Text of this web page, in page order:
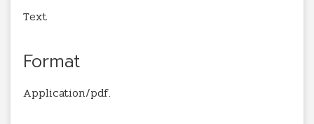
Text
Format
Application/pdf.